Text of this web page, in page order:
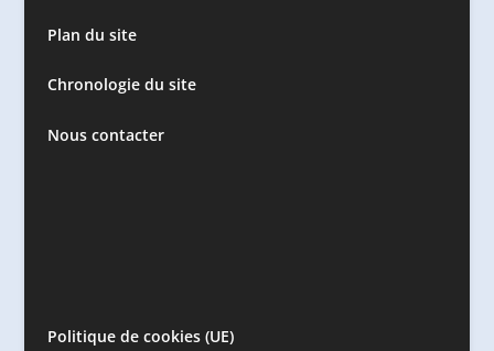
Plan du site
Chronologie du site
Nous contacter
Politique de cookies (UE)